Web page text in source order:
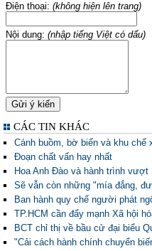
Điện thoại: (không hiện lên trang)
Nội dung: (nhập tiếng Việt có dấu)
CÁC TIN KHÁC
Cánh buồm, bờ biển và khu chế
Đoạn chất vấn hay nhất
Hoa Anh Đào và hành trình vượt
Sẽ vẫn còn những "mía đắng,
Ban hành quy chế người phát
TP.HCM cần đẩy mạnh Xã hội
BCT chỉ thị về bầu cử đại biểu
"Cải cách hành chính chuyển